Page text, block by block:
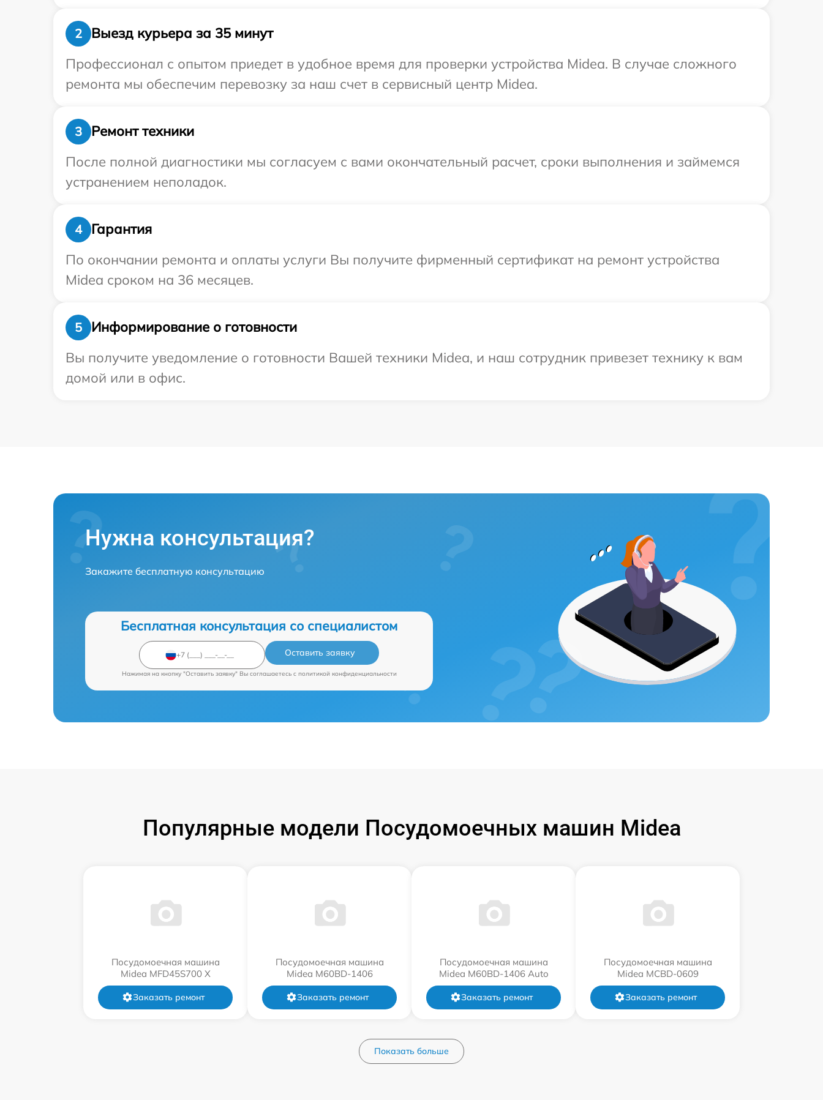
2
Выезд курьера за 35 минут
Профессионал с опытом приедет в удобное время для проверки устройства Midea. В случае сложного
ремонта мы обеспечим перевозку за наш счет в сервисный центр Midea.
3
Ремонт техники
После полной диагностики мы согласуем с вами окончательный расчет, сроки выполнения и займемся
устранением неполадок.
4
Гарантия
По окончании ремонта и оплаты услуги Вы получите фирменный сертификат на ремонт устройства
Midea сроком на 36 месяцев.
5
Информирование о готовности
Вы получите уведомление о готовности Вашей техники Midea, и наш сотрудник привезет технику к вам
домой или в офис.
Нужна консультация?
Закажите бесплатную консультацию
Бесплатная консультация со специалистом
Оставить заявку
Нажимая на кнопку "Оставить заявку" Вы соглашаетесь c политикой конфиденциальности
Популярные модели Посудомоечных машин Midea
Посудомоечная машина
Midea MFD45S700 X
Заказать ремонт
Посудомоечная машина
Midea M60BD-1406
Заказать ремонт
Посудомоечная машина
Midea M60BD-1406 Auto
Заказать ремонт
Посудомоечная машина
Midea MCBD-0609
Заказать ремонт
Показать больше